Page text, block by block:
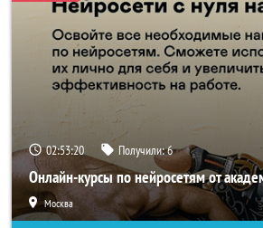
02:53:18 Получили:6
Онлайн-курсы по нейросетям от
Москва